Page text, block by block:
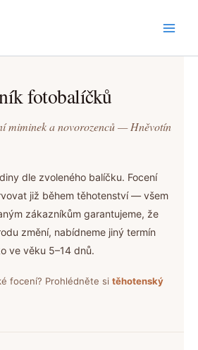
fotobalíčků
miminek a novorozenců — Hněvotín
dle zvoleného balíčku. Focení
již během těhotenství — všem
zákazníkům garantujeme, že
změní, nabídneme jiný termín
ve věku 5–14 dnů.
focení? Prohlédněte si těhotenský